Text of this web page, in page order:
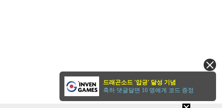
드래곤소드 '압긍' 달성 기념
축하 댓글달면 10 명에게 코드 증정